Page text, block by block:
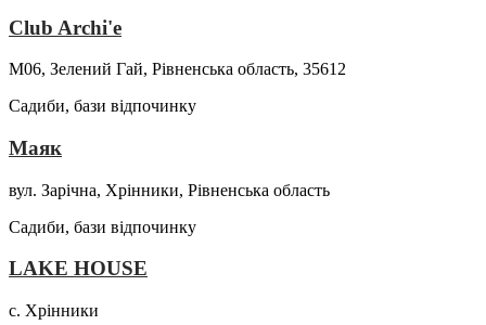
Club Archi'e
М06, Зелений Гай, Рівненська область, 35612
Садиби, бази відпочинку
Маяк
вул. Зарічна, Хрінники, Рівненська область
Садиби, бази відпочинку
LAKE HOUSE
с. Хрінники